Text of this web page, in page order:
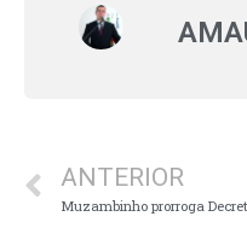
ANTERIOR